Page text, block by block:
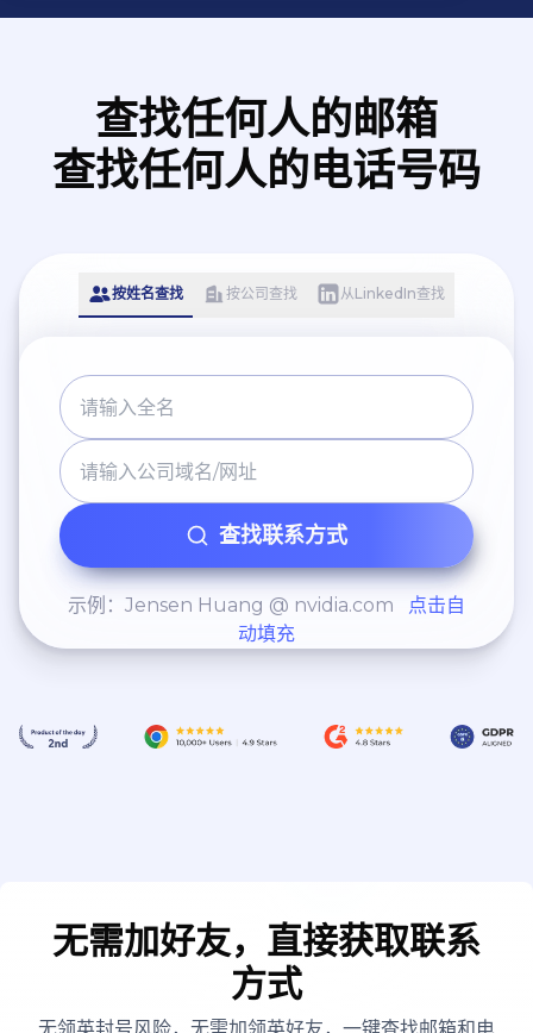
查找任何人的邮箱
查找任何人的电话号码
按姓名查找 按公司查找 从LinkedIn查找
查找联系方式
示例：Jensen Huang @ nvidia.com
点击自
动填充
无需加好友，直接获取联系
方式